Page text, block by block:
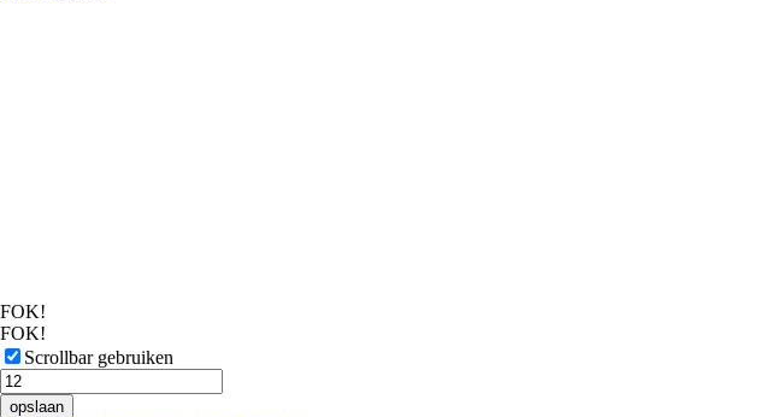
FOK!
FOK!
Scrollbar gebruiken
opslaan